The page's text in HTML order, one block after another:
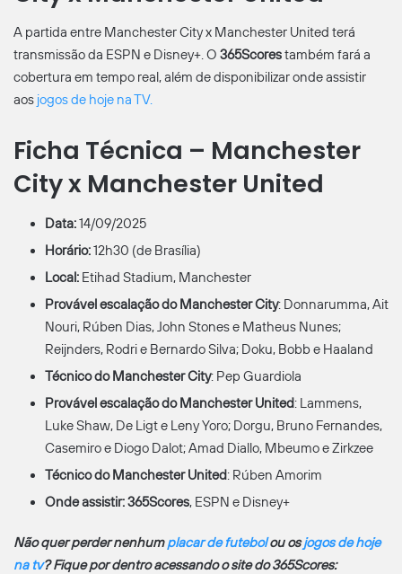
A partida entre Manchester City x Manchester United terá
transmissão da ESPN e Disney+. O 365Scorestambém fará a
cobertura em tempo real, além de disponibilizar onde assistir
aos jogos de hoje na TV.
Ficha Técnica – Manchester
City x Manchester United
Data:14/09/2025
Horário:12h30 (de Brasília)
Local: Etihad Stadium, Manchester
Provável escalação do Manchester City: Donnarumma, Ait
Nouri, Rúben Dias, John Stones e Matheus Nunes;
Reijnders, Rodri e Bernardo Silva; Doku, Bobb e Haaland
Técnico do Manchester City: Pep Guardiola
Provável escalação do Manchester United: Lammens,
Luke Shaw, De Ligt e Leny Yoro; Dorgu, Bruno Fernandes,
Casemiro e Diogo Dalot; Amad Diallo, Mbeumo e Zirkzee
Técnico do Manchester United: Rúben Amorim
Onde assistir: 365Scores, ESPN e Disney+
Não quer perder nenhumplacar de futebolou osjogos de hoje
na tv? Fique por dentro acessando o site do 365Scores: